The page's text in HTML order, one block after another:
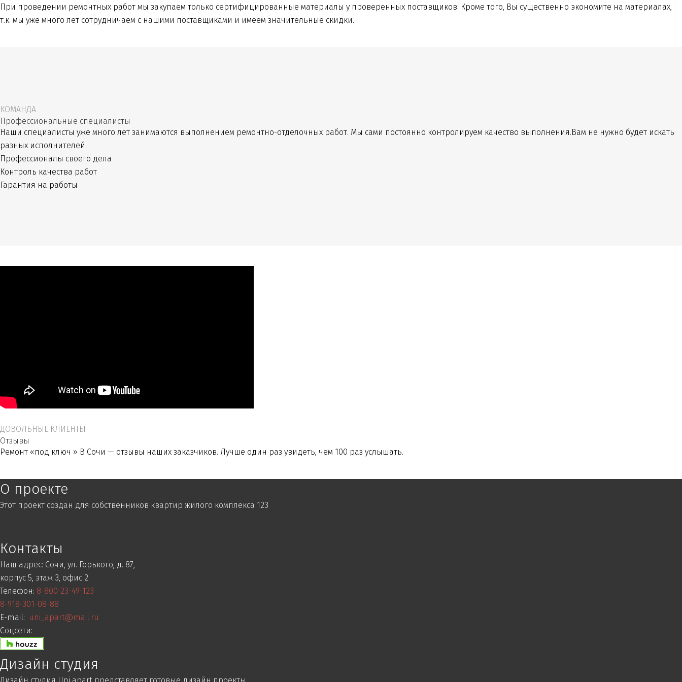
При проведении ремонтных работ мы закупаем только сертифицированные материалы у проверенных поставщиков. Кроме того, Вы существенно экономите на материалах,
т.к. мы уже много лет сотрудничаем с нашими поставщиками и имеем значительные скидки.
КОМАНДА
Профессиональные специалисты
Наши специалисты уже много лет занимаются выполнением ремонтно-отделочных работ. Мы сами постоянно контролируем качество выполнения.Вам не нужно будет искать
разных исполнителей.
Профессионалы своего дела
Контроль качества работ
Гарантия на работы
ДОВОЛЬНЫЕ КЛИЕНТЫ
Отзывы
Ремонт «под ключ » В Сочи — отзывы наших заказчиков. Лучше один раз увидеть, чем 100 раз услышать.
О проекте
Этот проект создан для собственников квартир жилого комплекса 123
Контакты
Наш адрес: Сочи, ул. Горького, д. 87,
корпус 5, этаж 3, офис 2
Телефон: 8-800-23-49-123
8-918-301-08-88
E-mail: uni_apart@mail.ru
Соцсети:
Дизайн студия